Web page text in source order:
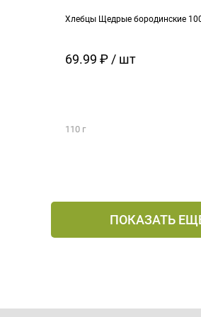
Хлебцы Щедрые бородинские
69.99 ₽ / шт
110 г
ПОКАЗАТЬ